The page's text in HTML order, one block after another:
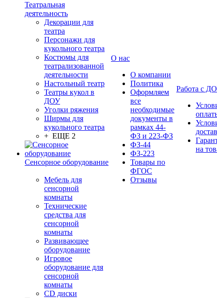
Театральная
деятельность
Декорации для
театра
Персонажи для
кукольного театра
Костюмы для
театрализованной
деятельности
Настольный театр
Театры кукол в
ДОУ
Уголки ряжения
Ширмы для
кукольного театра
+ ЕЩЕ 2
Сенсорное оборудование
Мебель для
сенсорной
комнаты
Технические
средства для
сенсорной
комнаты
Развивающее
оборудование
Игровое
оборудование для
сенсорной
комнаты
CD диски
О нас
О компании
Политика
Оформляем
все
необходимые
документы в
рамках 44-
ФЗ и 223-ФЗ
ФЗ-44
ФЗ-223
Товары по
ФГОС
Отзывы
Работа с
на